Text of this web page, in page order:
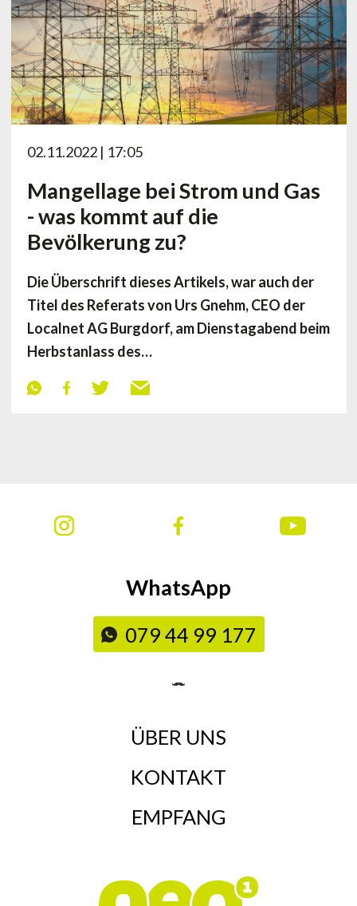
02.11.2022 | 17:05
Mangellage bei Strom und Gas
- was kommt auf die
Bevölkerung zu?
Die Überschrift dieses Artikels, war auch der
Titel des Referats von Urs Gnehm, CEO der
Localnet AG Burgdorf, am Dienstagabend beim
Herbstanlass des…
WhatsApp
079 44 99 177
ÜBER UNS
KONTAKT
EMPFANG